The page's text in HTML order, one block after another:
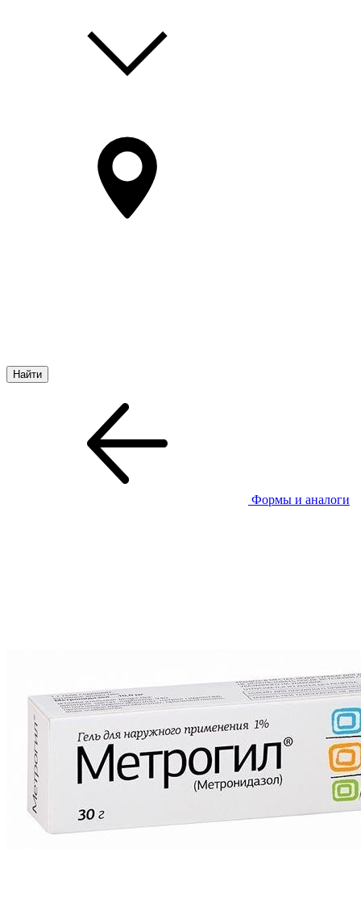
Формы и аналоги